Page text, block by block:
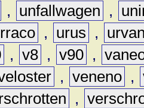
, unfallwagen ,
, urus ,
, v8 , v90 ,
, veneno ,
,